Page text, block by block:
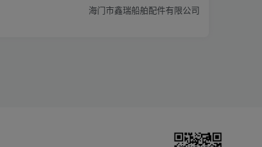
海门市鑫瑞船舶配件有限公司